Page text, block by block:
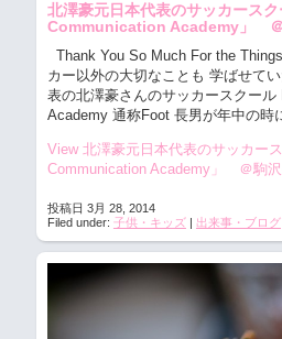
北澤豪元日本代表のサッカース
Communication Academy」 ＠
Thank You So Much For the
カー以外の大切なことも 学ばせて
表の北澤豪さんのサッカースクー
Academy 通称Foot 長男が年中の時
View 北澤豪元日本代表のサッカー
Communication Academy」 ＠駒沢
投稿日 3月 28, 2014
Filed under: 子供・キッズ| 出来事・ブログ